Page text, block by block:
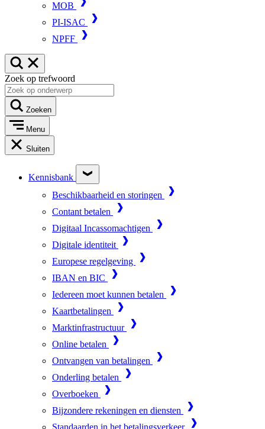
MOB
PI-ISAC
NPFF
Zoek op trefwoord
Zoeken
Menu
Sluiten
Kennisbank
Beschikbaarheid en storingen
Contant betalen
Digitaal Incassomachtigen
Digitale identiteit
Europese regelgeving
IBAN en BIC
Iedereen moet kunnen betalen
Kaartbetalingen
Marktinfrastructuur
Online betalen
Ontvangen van betalingen
Onderling betalen
Overboeken
Bijzondere rekeningen en diensten
Standaarden in het betalingsverkeer